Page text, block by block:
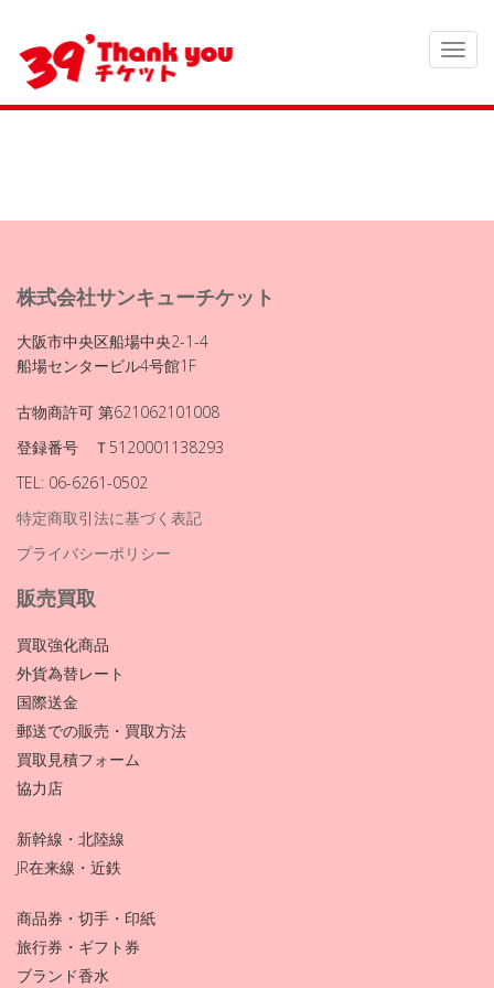
株式会社サンキューチケット
大阪市中央区船場中央2-1-4
船場センタービル4号館1F
古物商許可 第621062101008
登録番号 Ｔ5120001138293
TEL: 06-6261-0502
特定商取引法に基づく表記
プライバシーポリシー
販売買取
買取強化商品
外貨為替レート
国際送金
郵送での販売・買取方法
買取見積フォーム
協力店
新幹線・北陸線
JR在来線・近鉄
商品券・切手・印紙
旅行券・ギフト券
ブランド香水